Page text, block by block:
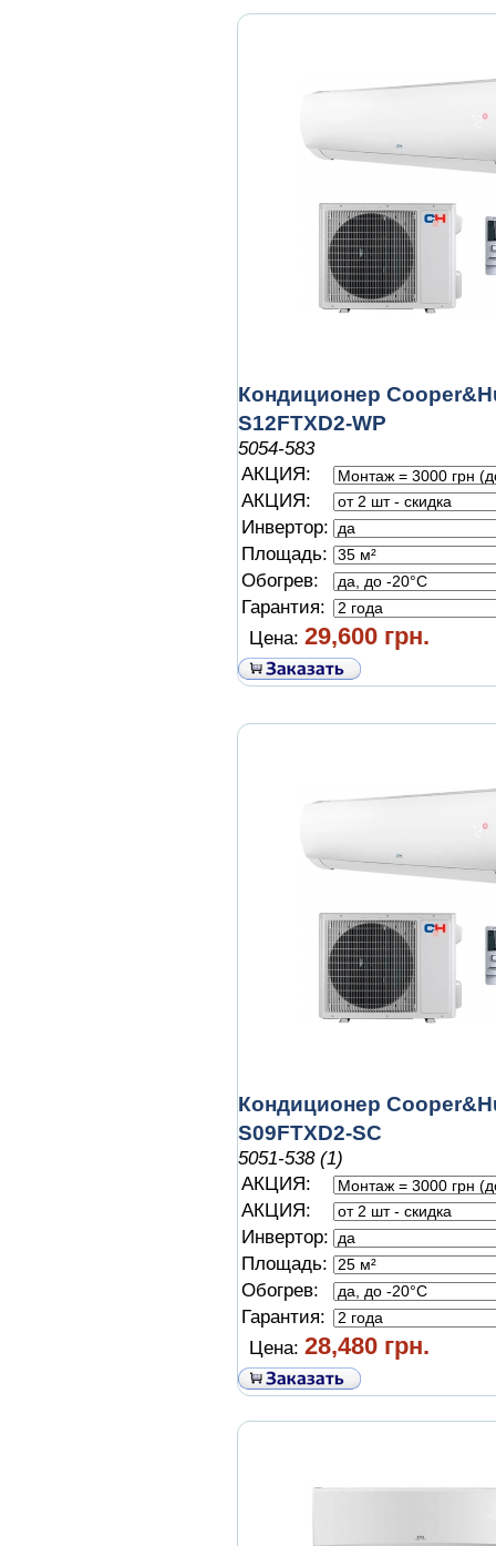
Кондиционер
S12FTXD2-WP
5054-583
АКЦИЯ:
АКЦИЯ:
Инвертор:
Площадь:
Обогрев:
Гарантия:
Цена: 29,600 грн.
Кондиционер
S09FTXD2-SC
5051-538 (1)
АКЦИЯ:
АКЦИЯ:
Инвертор:
Площадь:
Обогрев:
Гарантия:
Цена: 28,480 грн.